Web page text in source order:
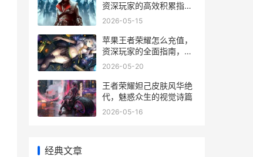
资深玩家的高效积累指
南，副标题，全面解析免
2026-05-15
苹果王者荣耀怎么充值，
资深玩家的全面指南，副
标题，从零开始掌握iOS
2026-05-20
王者荣耀妲己皮肤风华绝
代，魅惑众生的视觉诗篇
2026-05-16
经典文章